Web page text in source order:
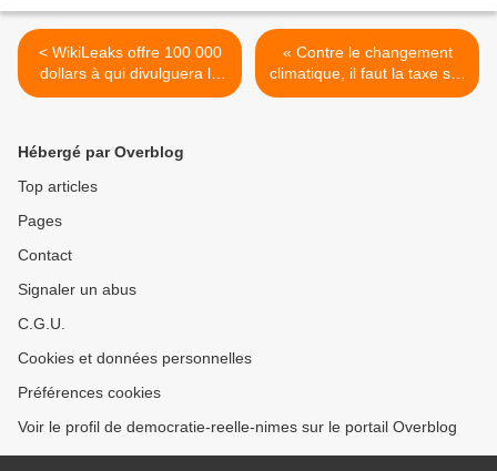
< WikiLeaks offre 100 000
dollars à qui divulguera le
traité transpacifique - «ce
un nouveau régime
juridique international qui
nationaux, de se soustraire
à la protection de
surveiller Internet pour le
contenus, de restreindre la
disponibilité des
abordables et de limiter
drastiquement la
« Contre le changement
climatique, il faut la taxe sur
les transactions financières
Hébergé par Overblog
Top articles
Pages
Contact
Signaler un abus
C.G.U.
Cookies et données personnelles
Préférences cookies
Voir le profil de democratie-reelle-nimes sur le portail Overblog